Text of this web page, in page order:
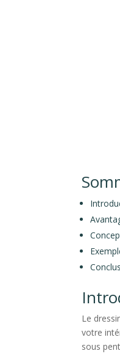
Le
votre
sous